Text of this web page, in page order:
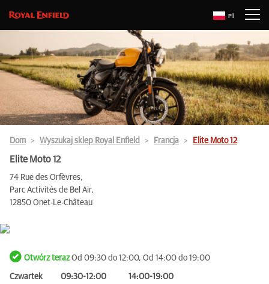
Pl
Dom Wyszukaj sklep Royal Enfield Francja Elite Moto 12
Elite Moto 12
74 Rue des Orfèvres,
Parc Activités de Bel Air,
12850 Onet-Le-Château
Otwórz terazOd 09:30 do 12:00, Od 14:00 do 19:00
Czwartek 09:30-12:00
14:00-19:00